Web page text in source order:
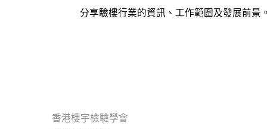
分享驗樓行業的資訊、工作範圍及發展前景
香港樓宇檢驗學會